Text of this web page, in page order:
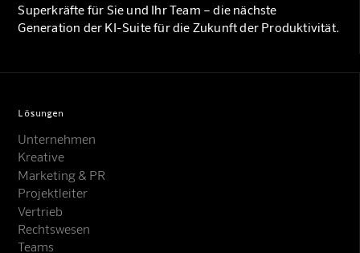
Superkräfte für Sie und Ihr Team – die nächste
Generation der KI-Suite für die Zukunft der Produktivität.
Lösungen
Unternehmen
Kreative
Marketing & PR
Projektleiter
Vertrieb
Rechtswesen
Teams